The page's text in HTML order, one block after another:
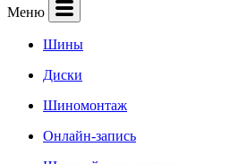
Меню
Шины
Диски
Шиномонтаж
Онлайн-запись